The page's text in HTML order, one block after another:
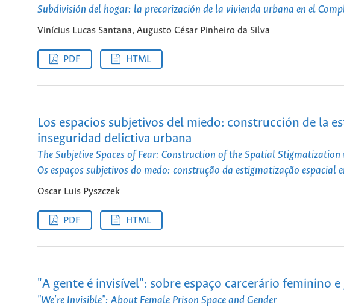
Subdivisión del hogar: la precarización de la vivienda urbana en el
Vinícius Lucas Santana, Augusto César Pinheiro da Silva
PDF HTML
Los espacios subjetivos del miedo: construcción de la
inseguridad delictiva urbana
The Subjetive Spaces of Fear: Construction of the Spatial
Os espaços subjetivos do medo: construção da estigmatização espacial
Oscar Luis Pyszczek
PDF HTML
"A gente é invisível": sobre espaço carcerário feminino e
"We're Invisible": About Female Prison Space and Gender